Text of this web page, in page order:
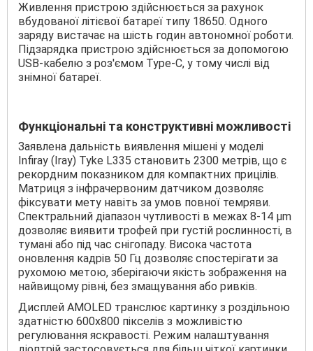
Живлення пристрою здійснюється за рахунок
вбудованої літієвої батареї типу 18650. Одного
заряду вистачає на шість годин автономної роботи.
Підзарядка пристрою здійснюється за допомогою
USB-кабелю з роз'ємом Type-C, у тому числі від
знімної батареї.
Функціональні та конструктивні можливості
Заявлена дальність виявлення мішені у моделі
Infiray (Iray) Tyke L335 становить 2300 метрів, що є
рекордним показником для компактних прицілів.
Матриця з інфрачервоним датчиком дозволяє
фіксувати мету навіть за умов повної темряви.
Спектральний діапазон чутливості в межах 8-14 μm
дозволяє виявити трофей при густій рослинності, в
тумані або під час снігопаду. Висока частота
оновлення кадрів 50 Гц дозволяє спостерігати за
рухомою метою, зберігаючи якість зображення на
найвищому рівні, без змащування або ривків.
Дисплей AMOLED транслює картинку з роздільною
здатністю 600х800 пікселів з можливістю
регулювання яскравості. Режим налаштування